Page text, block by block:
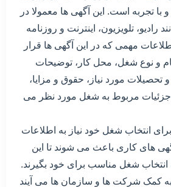
تجربه است. این آگهی ها معمولا در
رادیو، تلویزیون، اینترنت و روزنامه
مهمی که در این آگهی ها قرار
و نوع شغل، محل کار، توضیحات
مورد نیاز، حقوق و مزایا،
مربوط به شغل مورد نظر می
برای انتخاب شغل خود نیاز به اطلاعات
های کاری باعث می شوند تا این
انتخاب شغل مناسب برای خود بگیرند.
به کمک شرکت ها و سازمان ها می آیند